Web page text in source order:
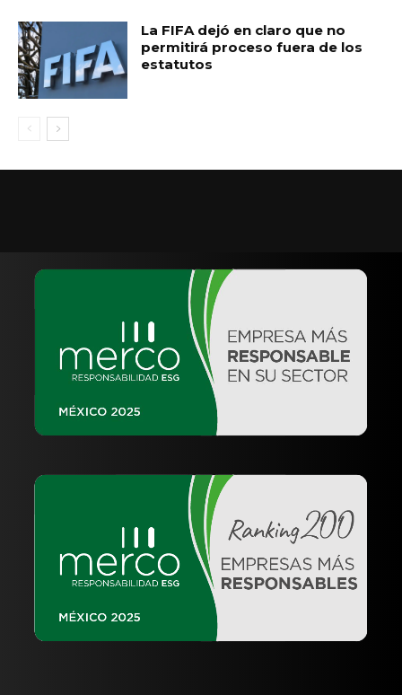
La FIFA dejó en claro que no
permitirá proceso fuera de los
estatutos